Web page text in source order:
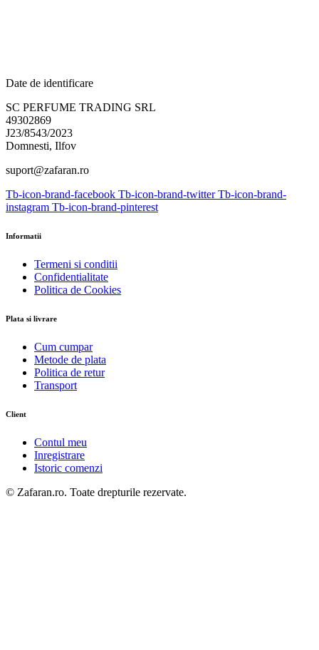
Date de identificare
SC PERFUME TRADING SRL
49302869
J23/8543/2023
Domnesti, Ilfov
suport@zafaran.ro
Tb-icon-brand-facebook Tb-icon-brand-twitter Tb-icon-brand-
instagram Tb-icon-brand-pinterest
Informatii
Termeni si conditii
Confidentialitate
Politica de Cookies
Plata si livrare
Cum cumpar
Metode de plata
Politica de retur
Transport
Client
Contul meu
Inregistrare
Istoric comenzi
© Zafaran.ro. Toate drepturile rezervate.